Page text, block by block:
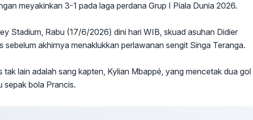
meyakinkan 3-1 pada laga perdana Grup I Piala Dunia 2026.
Stadium, Rabu (17/6/2026) dini hari WIB, skuad asuhan Didier
sebelum akhirnya menaklukkan perlawanan sengit Singa Teranga.
lain adalah sang kapten, Kylian Mbappé, yang mencetak dua gol
sepak bola Prancis.